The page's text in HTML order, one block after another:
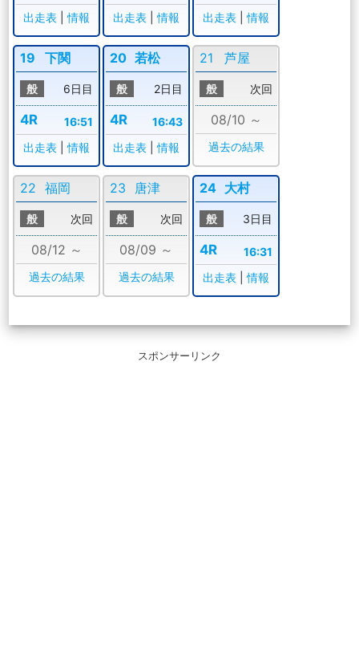
出走表 |情報
出走表 |情報
出走表 |情報
19 下関
般 6日目
4R
16:51
出走表 |情報
20 若松
般 2日目
4R
16:43
出走表 |情報
21 芦屋
般 次回
08/10 ～
過去の結果
22 福岡
般 次回
08/12 ～
過去の結果
23 唐津
般 次回
08/09 ～
過去の結果
24 大村
般 3日目
4R
16:31
出走表 |情報
スポンサーリンク